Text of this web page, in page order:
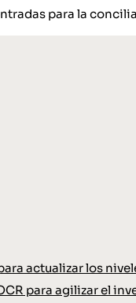
para la
actualizar los
para agilizar el